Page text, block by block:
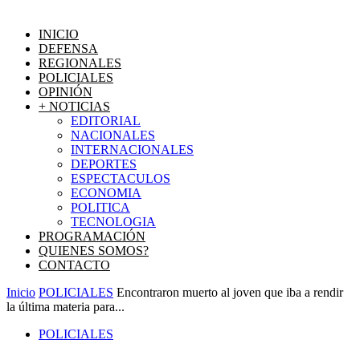
INICIO
DEFENSA
REGIONALES
POLICIALES
OPINIÓN
+ NOTICIAS
EDITORIAL
NACIONALES
INTERNACIONALES
DEPORTES
ESPECTACULOS
ECONOMIA
POLITICA
TECNOLOGIA
PROGRAMACIÓN
QUIENES SOMOS?
CONTACTO
Inicio POLICIALES Encontraron muerto al joven que iba a rendir
la última materia para...
POLICIALES